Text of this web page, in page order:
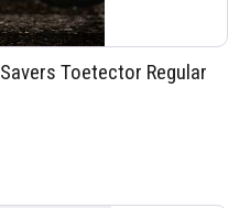
Toetector Regular